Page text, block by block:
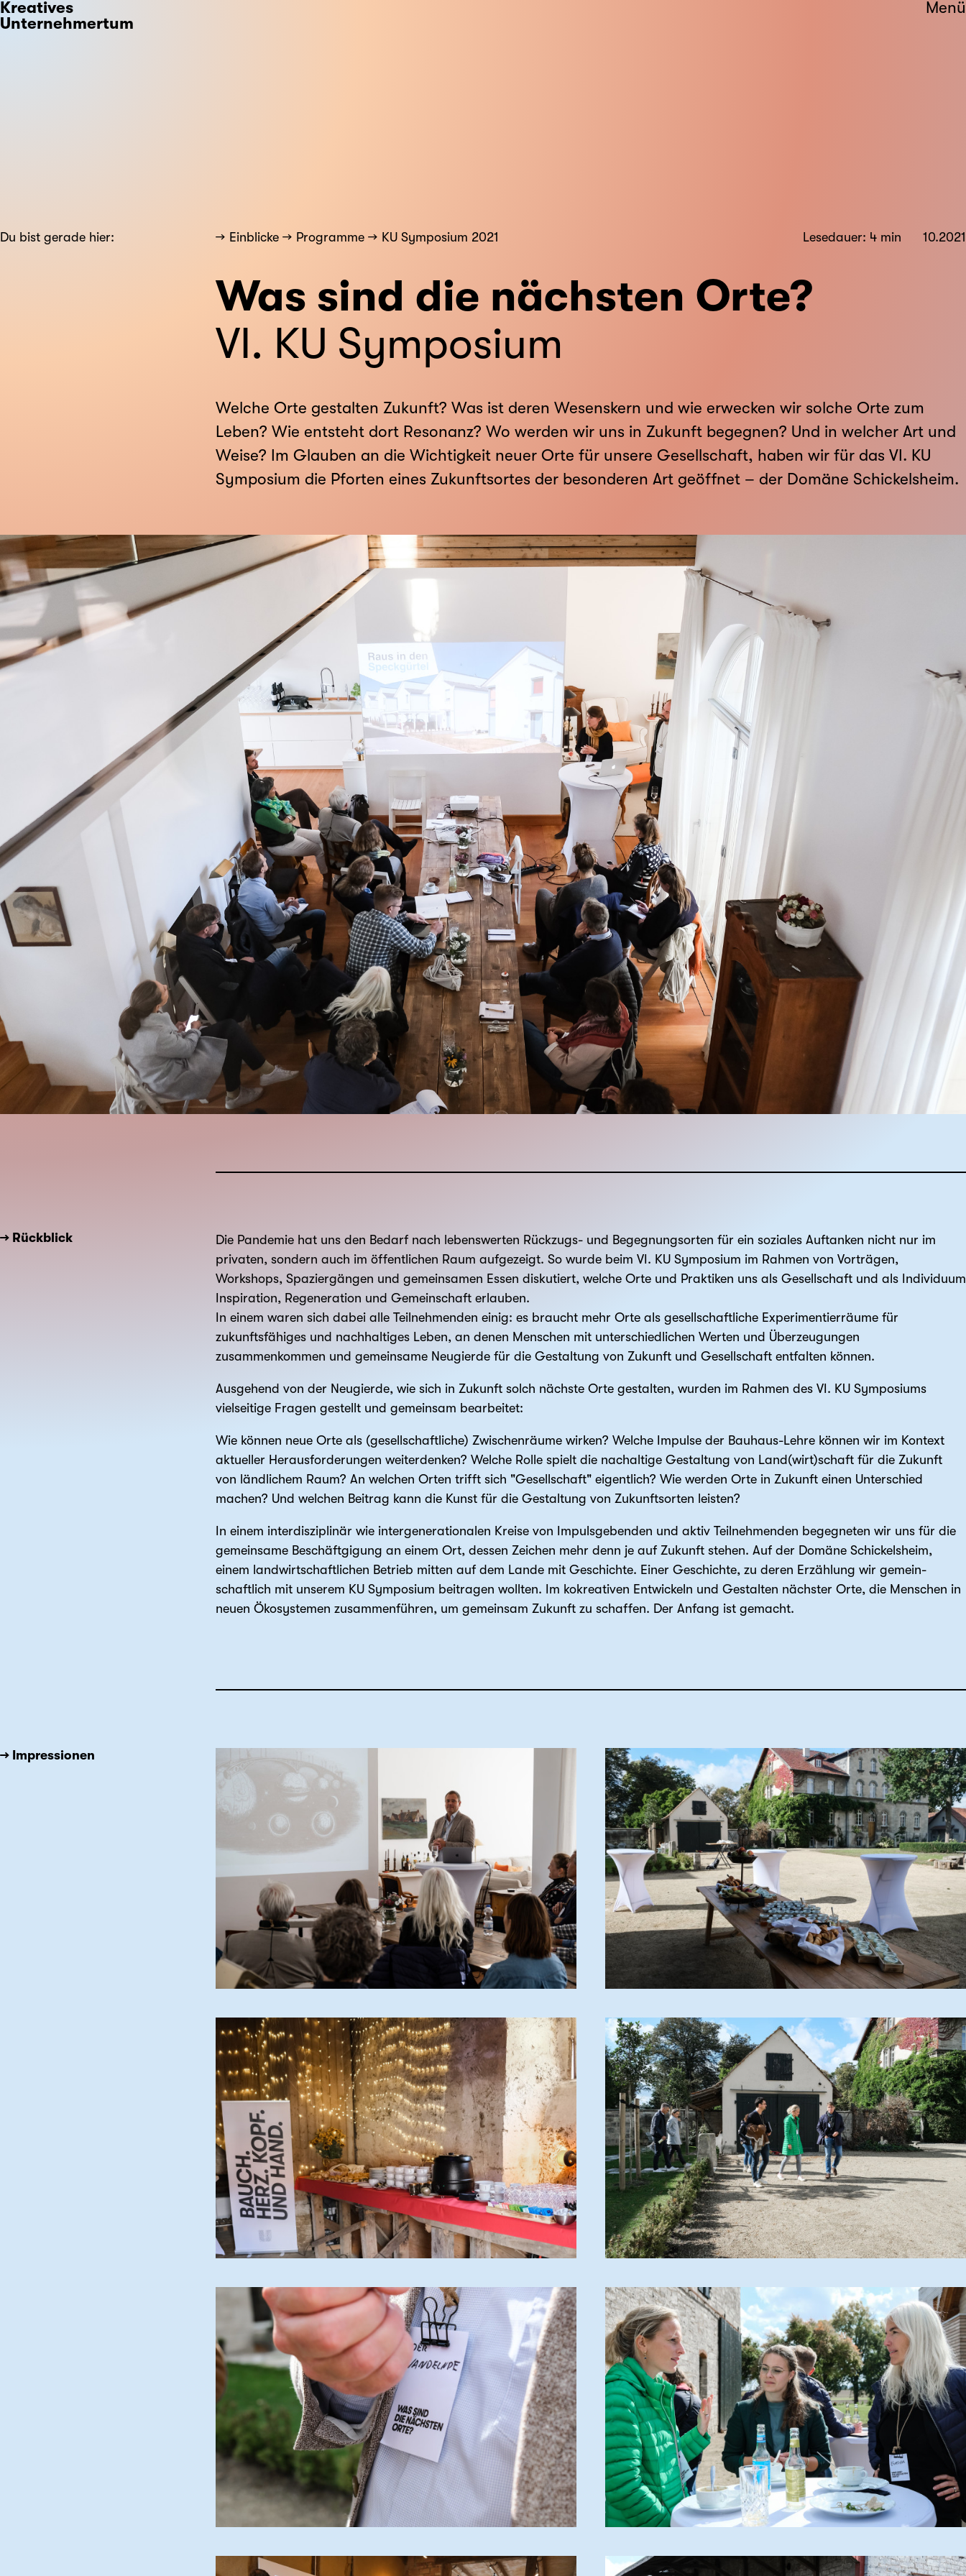
Kreatives
Unternehmertum
Menü
Du bist gerade hier: Einblicke Programme KU Symposium 2021 Lesedauer: 4 min 10.2021
Was sind die nächsten Orte?
VI. KU Symposium
Welche Orte gestalten Zukunft? Was ist deren Wesenskern und wie erwecken wir solche Orte zum
Leben? Wie entsteht dort Resonanz? Wo werden wir uns in Zukunft begegnen? Und in welcher Art und
Weise? Im Glauben an die Wichtigkeit neuer Orte für unsere Gesellschaft, haben wir für das VI. KU
Symposium die Pforten eines Zukunftsortes der besonderen Art geöffnet – der Domäne Schickelsheim.
→ Rückblick
Die Pandemie hat uns den Bedarf nach lebenswerten Rückzugs- und Begegnungsorten für ein soziales Auftanken nicht nur im
privaten, sondern auch im öffentlichen Raum aufgezeigt. So wurde beim VI. KU Symposium im Rahmen von Vorträgen,
Workshops, Spaziergängen und gemeinsamen Essen diskutiert, welche Orte und Praktiken uns als Gesellschaft und als Individuum
Inspiration, Regeneration und Gemeinschaft erlauben.
In einem waren sich dabei alle Teilnehmenden einig: es braucht mehr Orte als gesellschaftliche Experimentierräume für
zukunftsfähiges und nachhaltiges Leben, an denen Menschen mit unterschiedlichen Werten und Überzeugungen
zusammenkommen und gemeinsame Neugierde für die Gestaltung von Zukunft und Gesellschaft entfalten können.
Ausgehend von der Neugierde, wie sich in Zukunft solch nächste Orte gestalten, wurden im Rahmen des VI. KU Symposiums
vielseitige Fragen gestellt und gemeinsam bearbeitet:
Wie können neue Orte als (gesellschaftliche) Zwischenräume wirken? Welche Impulse der Bauhaus-Lehre können wir im Kontext
aktueller Herausforderungen weiterdenken? Welche Rolle spielt die nachaltige Gestaltung von Land(wirt)schaft für die Zukunft
von ländlichem Raum? An welchen Orten trifft sich "Gesellschaft" eigentlich? Wie werden Orte in Zukunft einen Unter­schied
machen? Und welchen Beitrag kann die Kunst für die Gestaltung von Zukunftsorten leisten?
In einem inter­disziplinär wie inter­generationalen Kreise von Impuls­gebenden und aktiv Teil­nehmenden begegneten wir uns für die
gemeinsame Beschäftgigung an einem Ort, dessen Zeichen mehr denn je auf Zukunft stehen. Auf der Domäne Schickelsheim,
einem landwirt­schaftlichen Betrieb mitten auf dem Lande mit Geschichte. Einer Geschichte, zu deren Erzählung wir gemein­
schaftlich mit unserem KU Symposium beitragen wollten. Im kokreativen Entwickeln und Gestalten nächster Orte, die Menschen in
neuen Öko­systemen zusammen­führen, um gemeinsam Zukunft zu schaffen. Der Anfang ist gemacht.
→ Impressionen